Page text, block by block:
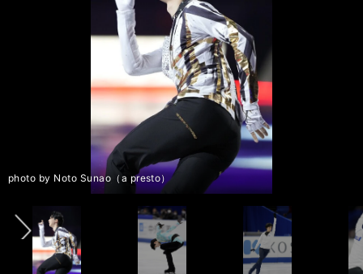
photo by Noto Sunao（a presto）
photo by Noto Sunao（a presto）
前へ